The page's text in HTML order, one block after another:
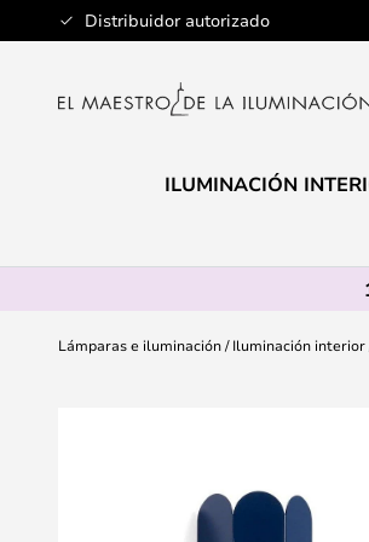
Distribuidor autorizado
Ir
al
ILUMINACIÓN
Lámparas e iluminación Iluminación interior